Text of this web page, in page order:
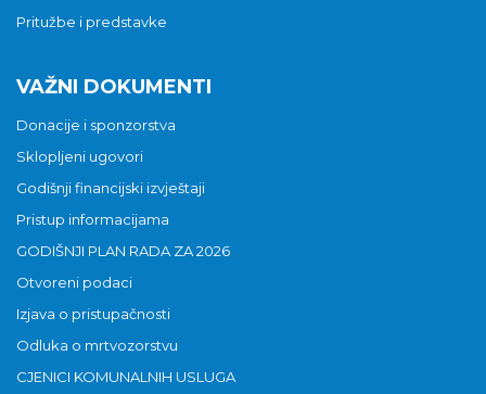
Pritužbe i predstavke
VAŽNI DOKUMENTI
Donacije i sponzorstva
Sklopljeni ugovori
Godišnji financijski izvještaji
Pristup informacijama
GODIŠNJI PLAN RADA ZA 2026
Otvoreni podaci
Izjava o pristupačnosti
Odluka o mrtvozorstvu
CJENICI KOMUNALNIH USLUGA